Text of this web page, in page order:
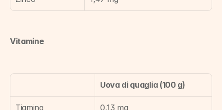
Vitamine
Uova di quaglia (100 g)
Tiamina 0,13 mg